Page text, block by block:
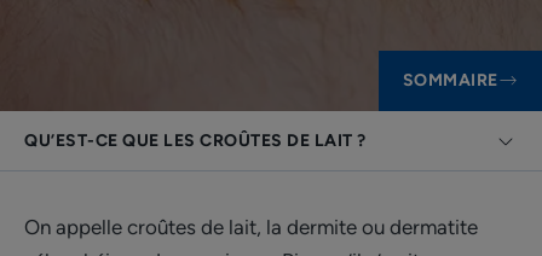
SOMMAIRE
QU’EST-CE QUE LES CROÛTES DE LAIT ?
On appelle croûtes de lait, la dermite ou dermatite